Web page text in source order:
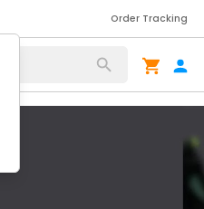
Order Tracking